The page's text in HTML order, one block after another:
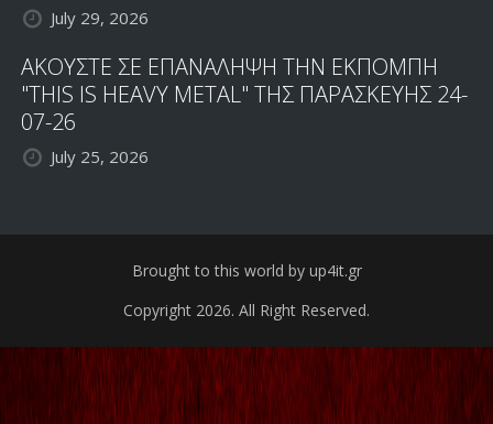
July 29, 2026
ΑΚΟΥΣΤΕ ΣΕ ΕΠΑΝΑΛΗΨΗ ΤΗΝ ΕΚΠΟΜΠΗ
"THIS IS HEAVY METAL" ΤΗΣ ΠΑΡΑΣΚΕΥΗΣ 24-
07-26
July 25, 2026
Brought to this world by up4it.gr
Copyright 2026. All Right Reserved.